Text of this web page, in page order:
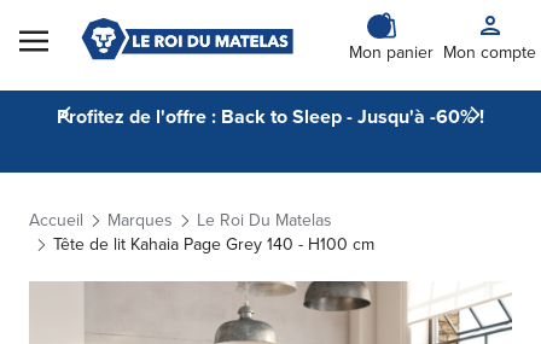
Skip to Content
Mon panier Mon compte
Profitez de l'offre : Back to Sleep - Jusqu'à -60% !
Accueil Marques
Le Roi Du Matelas
Tête de lit Kahaia Page Grey 140 - H100 cm